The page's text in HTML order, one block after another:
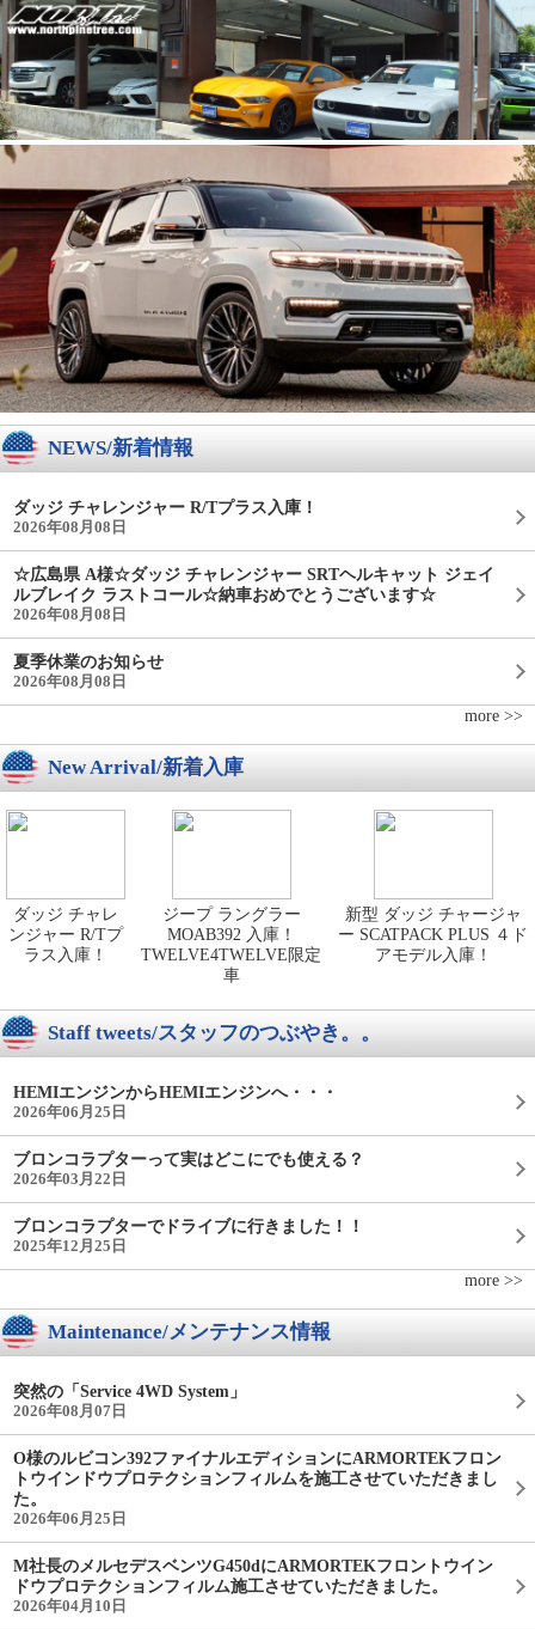
NEWS/新着情報
ダッジ チャレンジャー R/Tプラス入庫！
2026年08月08日
☆広島県 A様☆ダッジ チャレンジャー SRTヘルキャット ジェイ
ルブレイク ラストコール☆納車おめでとうございます☆
2026年08月08日
夏季休業のお知らせ
2026年08月08日
more >>
New Arrival/新着入庫
ダッジ チャレ
ンジャー R/Tプ
ラス入庫！
ジープ ラングラー
MOAB392 入庫！
TWELVE4TWELVE限定
車
新型 ダッジ チャージャ
ー SCATPACK PLUS ４ド
アモデル入庫！
Staff tweets/スタッフのつぶやき。。
HEMIエンジンからHEMIエンジンへ・・・
2026年06月25日
ブロンコラプターって実はどこにでも使える？
2026年03月22日
ブロンコラプターでドライブに行きました！！
2025年12月25日
more >>
Maintenance/メンテナンス情報
突然の「Service 4WD System」
2026年08月07日
O様のルビコン392ファイナルエディションにARMORTEKフロン
トウインドウプロテクションフィルムを施工させていただきまし
た。
2026年06月25日
M社長のメルセデスベンツG450dにARMORTEKフロントウイン
ドウプロテクションフィルム施工させていただきました。
2026年04月10日